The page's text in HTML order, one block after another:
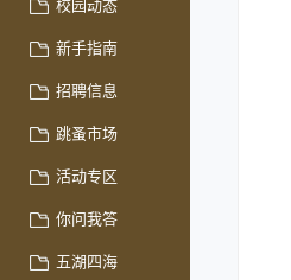
校园动态
新手指南
招聘信息
跳蚤市场
活动专区
你问我答
五湖四海